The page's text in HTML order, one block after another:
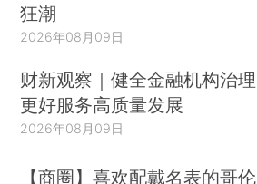
狂潮
2026年08月09日
财新观察｜健全金融机构治理
更好服务高质量发展
2026年08月09日
【商圈】喜欢配戴名表的哥伦